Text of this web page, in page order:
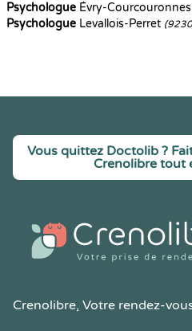
Psychologue Évry-Courcouronnes
Psychologue Levallois-Perret
Vous quittez Doctolib ?
Crenolibre tout
Crenolibre, Votre rendez-